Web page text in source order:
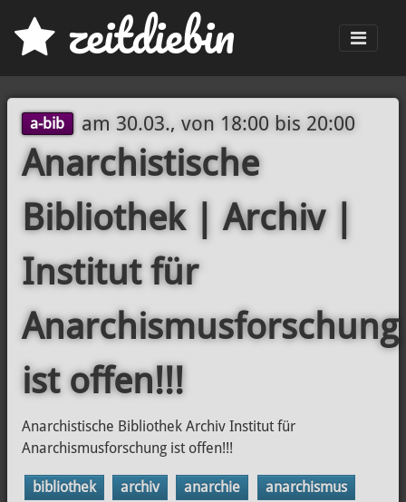
zeitdiebin
a-bib am30.03., von 18:00 bis 20:00
Anarchistische
Bibliothek | Archiv |
Institut für
Anarchismusforschung
ist offen!!!
Anarchistische Bibliothek Archiv Institut für
Anarchismusforschung ist offen!!!
bibliothek archiv anarchie
anarchismus